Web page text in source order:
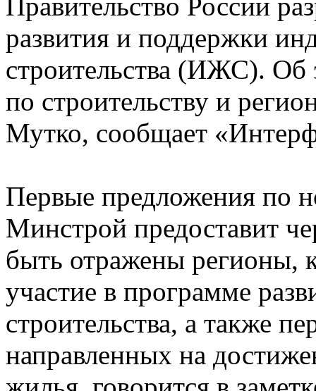
развития и поддержки
строительства (ИЖС). Об
по строительству и
Мутко, сообщает
Первые предложения по
Минстрой предоставит
быть отражены регионы,
участие в программе
строительства, а также
направленных на